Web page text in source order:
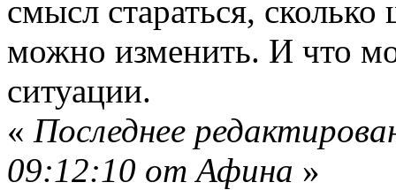
смысл стараться,
можно изменить. И что
ситуации.
« Последнее
09:12:10 от Афина »